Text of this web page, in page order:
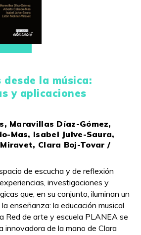
desde la música:
y aplicaciones
Maravillas Díaz-Gómez,
Mas, Isabel Julve-Saura,
Clara Boj-Tovar /
de escucha y de reflexión
investigaciones y
que, en su conjunto, iluminan un
enseñanza: la educación musical
Red de arte y escuela PLANEA se
innovadora de la mano de Clara